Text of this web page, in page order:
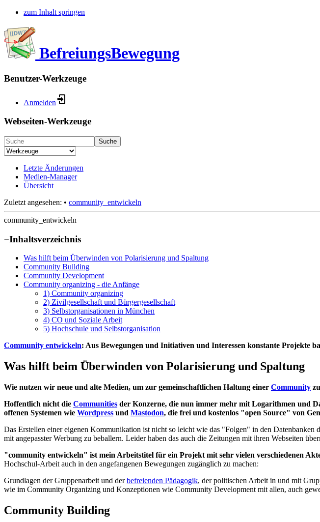
zum Inhalt springen
BefreiungsBewegung
Benutzer-Werkzeuge
Anmelden
Webseiten-Werkzeuge
Suche
Letzte Änderungen
Medien-Manager
Übersicht
Zuletzt angesehen: • community_entwickeln
community_entwickeln
−Inhaltsverzeichnis
Was hilft beim Überwinden von Polarisierung und Spaltung
Community Building
Community Development
Community organizing - die Anfänge
1) Community organizing
2) Zivilgesellschaft und Bürgergesellschaft
3) Selbstorganisationen in München
4) CO und Soziale Arbeit
5) Hochschule und Selbstorganisation
Community entwickeln: Aus Bewegungen und Initiativen und Interessen konstante Projekte
Was hilft beim Überwinden von Polarisierung und Spaltung
Wie nutzen wir neue und alte Medien, um zur gemeinschaftlichen Haltung einer Community
Hoffentlich nicht die Communities der Konzerne, die nun immer mehr mit Logarithmen und
offenen Systemen wie Wordpress und Mastodon, die frei und kostenlos "open Source" von
Das Erstellen einer eigenen Kommunikation ist nicht so leicht wie das "Folgen" in den
mit angepasster Werbung zu beballern. Leider haben das auch die Zeitungen mit ihren Webseiten
"community entwickeln" ist mein Arbeitstitel für ein Projekt mit sehr vielen verschiedenen
Hochschul-Arbeit auch in den angefangenen Bewegungen zugänglich zu machen:
Grundlagen der Gruppenarbeit und derbefreienden Pädagogik, der politischen Arbeit in und mit
wie im Community Organizing und Konzeptionen wie Community Development mit allen, auch
Community Building